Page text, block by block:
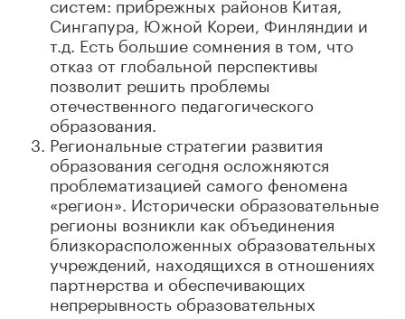
Сингапура, Южной Кореи, Финляндии и
т.д. Есть большие сомнения в том, что
отказ от глобальной перспективы
позволит решить проблемы
отечественного педагогического
образования.
Региональные стратегии развития
образования сегодня осложняются
проблематизацией самого феномена
«регион». Исторически образовательные
регионы возникли как объединения
близкорасположенных образовательных
учреждений, находящихся в отношениях
партнерства и обеспечивающих
непрерывность образовательных